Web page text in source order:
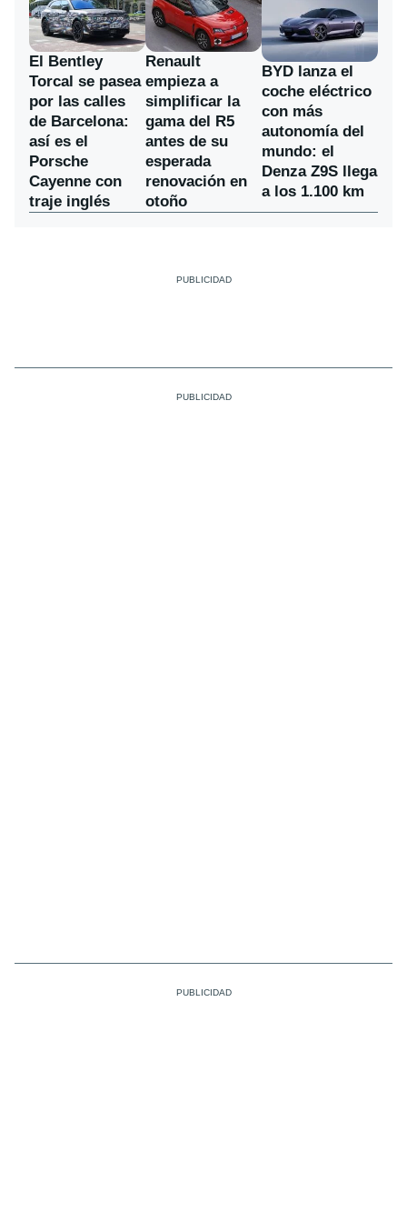
El Bentley
Torcal se pasea
por las calles
de Barcelona:
así es el
Porsche
Cayenne con
traje inglés
Renault
empieza a
simplificar la
gama del R5
antes de su
esperada
renovación en
otoño
BYD lanza el
coche eléctrico
con más
autonomía del
mundo: el
Denza Z9S llega
a los 1.100 km